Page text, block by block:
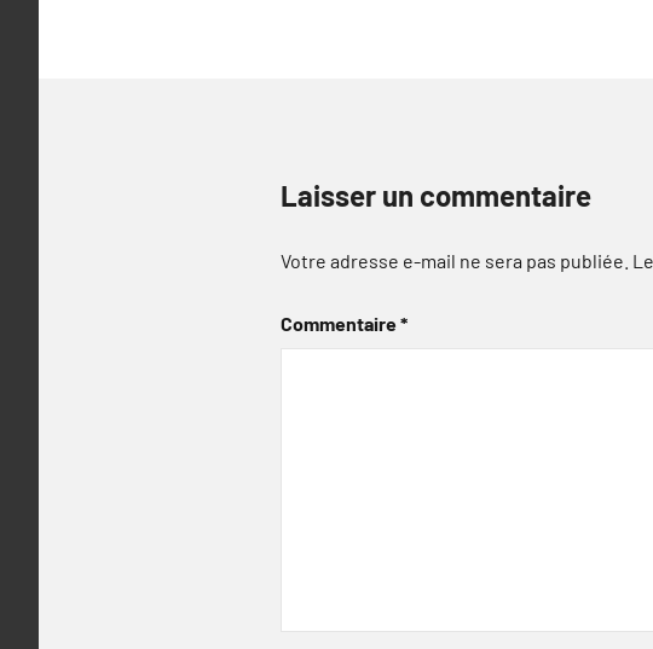
Laisser un commentaire
Votre adresse e-mail ne sera pas publiée.
Commentaire*